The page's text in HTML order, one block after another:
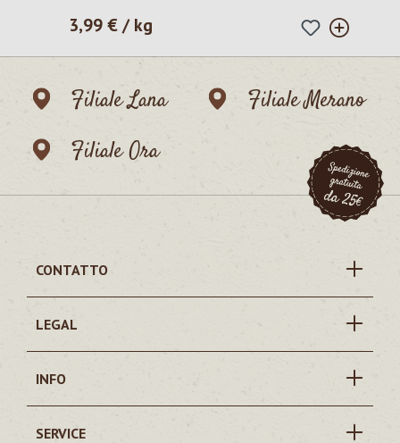
Prezzo normale:
3,99 € / kg
Filiale Lana
Filiale Merano
Filiale Ora
CONTATTO
LEGAL
INFO
SERVICE